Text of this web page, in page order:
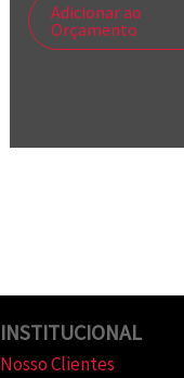
Adicionar ao
Orçamento
INSTITUCIONAL
Nosso Clientes